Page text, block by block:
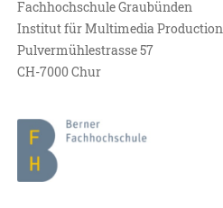
Fachhochschule Graubünden
Institut für Multimedia Production
Pulvermühlestrasse 57
CH-7000 Chur